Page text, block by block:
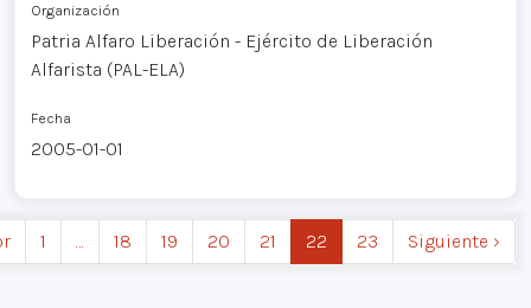
Organización
Patria Alfaro Liberación - Ejército de Liberación
Alfarista (PAL-ELA)
Fecha
2005-01-01
1 … 18 19 20 21 22 23 Siguiente ›